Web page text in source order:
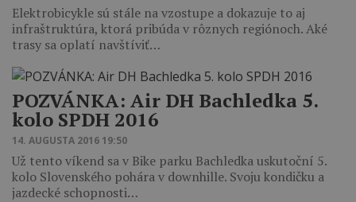
Elektrobicykle sú stále na vzostupe a dokazuje to aj
infraštruktúra, ktorá pribúda v rôznych regiónoch. Aké
trasy sa oplatí navštíviť…
POZVÁNKA: Air DH Bachledka 5.
kolo SPDH 2016
14. AUGUSTA 2016 19:50
Už tento víkend sa v Bike parku Bachledka uskutoční 5.
kolo Slovenského pohára v downhille. Svoju kondičku a
jazdecké schopnosti…